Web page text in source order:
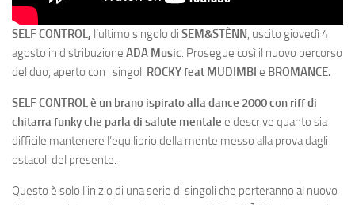
SELF CONTROL, l’ultimo singolo di SEM&STÈNN, uscito giovedì 4
agosto in distribuzione ADA Music. Prosegue così il nuovo percorso
del duo, aperto con i singoli ROCKY feat MUDIMBI e BROMANCE.
SELF CONTROL è un brano ispirato alla dance 2000 con riff di
chitarra funky che parla di salute mentale e descrive quanto sia
difficile mantenere l’equilibrio della mente messo alla prova dagli
ostacoli del presente.
Questo è solo l’inizio di una serie di singoli che porteranno al nuovo